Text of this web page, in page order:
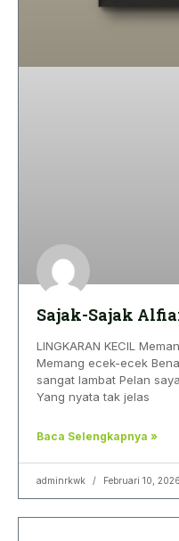
Sajak-Sajak
LINGKARAN KECIL
Memang ecek-ecek
sangat lambat Pelan
Yang nyata tak jelas
Baca Selengkapnya »
adminrkwk Februari 10, 2026